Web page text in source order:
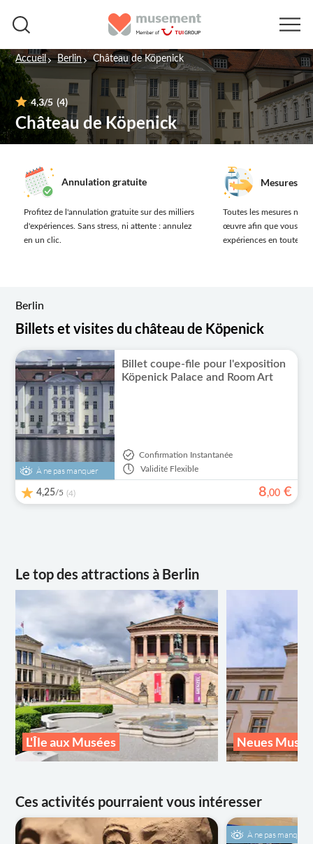
Accueil Berlin Château de Köpenick
4,3/5 (4)
Château de Köpenick
Annulation gratuite
Profitez de l'annulation gratuite sur des milliers
d'expériences. Sans stress, ni attente : annulez
en un clic.
Mesures
Toutes les mesures
œuvre afin que vous
expériences en toute
Berlin
Billets et visites du château de Köpenick
À ne pas manquer
Billet coupe-file pour l'exposition
Köpenick Palace and Room Art
Confirmation Instantanée
Validité Flexible
4,25/5 (4) 8,00 €
Le top des attractions à Berlin
L'Île aux Musées Neues
Ces activités pourraient vous intéresser
À ne pas manquer